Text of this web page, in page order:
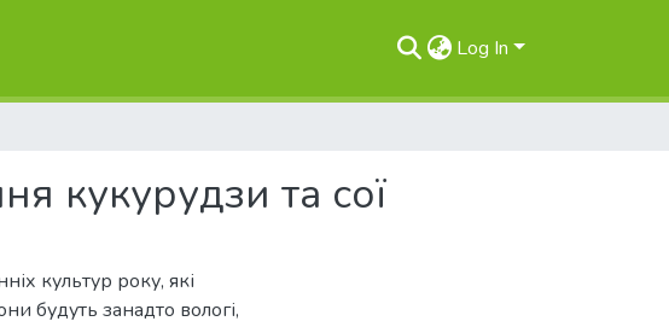
Log In
та сої
культур року, які
будуть занадто вологі,